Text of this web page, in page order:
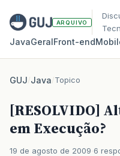
ARQUIVO
JavaGeralFront‑end
GUJ/Java/Topico
[RESOLVIDO]
em Execução?
19 de agosto de 2009 6